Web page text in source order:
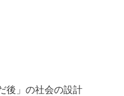
後」の社会の設計